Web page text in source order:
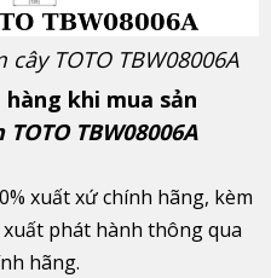
TOTO TBW08006A
khi mua sản
TBW08006A
xuất xứ chính hãng, kèm
phát hành thông qua
hãng.